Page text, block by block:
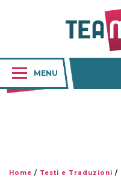
MENU
Home / Testi e Traduzioni /